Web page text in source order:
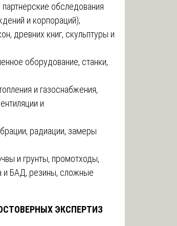
обследования
и корпораций);
древних книг, скульптуры и
оборудование, станки,
и газоснабжения,
и
радиации, замеры
и грунты, промотходы,
и БАД, резины, сложные
ЭКСПЕРТИЗ